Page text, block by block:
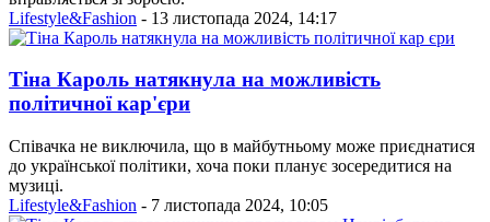
Lifestyle&Fashion - 13 листопада 2024, 14:17
Тіна Кароль натякнула на можливість
політичної кар'єри
Співачка не виключила, що в майбутньому може приєднатися
до української політики, хоча поки планує зосередитися на
музиці.
Lifestyle&Fashion - 7 листопада 2024, 10:05